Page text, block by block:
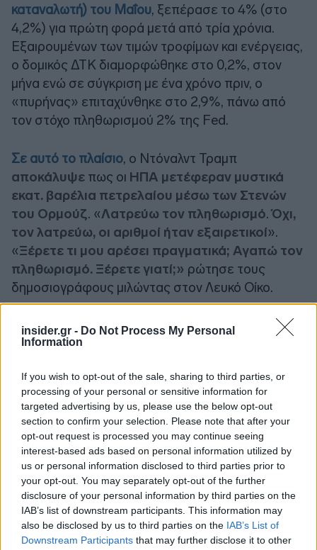
insider.gr - Do Not Process My Personal
Information
If you wish to opt-out of the sale, sharing to third parties, or
processing of your personal or sensitive information for
targeted advertising by us, please use the below opt-out
section to confirm your selection. Please note that after your
opt-out request is processed you may continue seeing
interest-based ads based on personal information utilized by
us or personal information disclosed to third parties prior to
your opt-out. You may separately opt-out of the further
disclosure of your personal information by third parties on the
IAB’s list of downstream participants. This information may
also be disclosed by us to third parties on the IAB’s List of
Downstream Participants that may further disclose it to other
καταναλωτή) του Μαΐου, ξεπέρασε το 4% (στο
4,2%) για πρώτη φορά μετά από τρία χρόνια.
Εξαιρουμένων των τιμών τροφίμων και ενέργειας,
ο δομικός ΔΤΚ διαμορφώθηκε στο 0,2%, στον
μήνα ενώ σε σύγκριση με ένα χρόνο πριν, ο
«πυρήνας» επιταχύνθηκε στο 2,9%, πάνω από
τον στόχο πληθωρισμού 2% της Fed.
Σε αυτό το πλαίσιο, ο Ντόναλντ Τραμπ
αποκάλυψε πως οι ΗΠΑ μετέφεραν μυστικά
εκατ. βαρέλια πετρελαίου μέσω των Στενών
του Ορμούζ. «Λατρεύω τον πληθωρισμό.Όχι,
τον λατρεύω, οι αριθμοί ήταν εξαιρετικοί».
«Ξέρετε τι μου αρέσει πραγματικά; Αγαπώ τον
πληθωρισμό. Ξέρετε γιατί;» ρώτησε τους
δημοσιογράφους μιλώντας στον Λευκό Οίκο.
«Επειδή μόλις τελειώσει αυτός ο πόλεμος,
ξέρετε ότι μπορώ να το πω τώρα
Κανείς δεν το ξέρει. Ξέρετε ποιος δεν το ξέρει;
Το Ιράν, μέχρι τώρα. Βγάλαμε την άλλη νύχτα, 22
πλοία, αργά το βράδυ, χωρίς φώτα. Εκείνοι δεν
έχουν ραντάρ, τα καταστρέψαμε», τόνισε ο
Αμερικανός πρόεδρος. «Γι' αυτό το πετρέλαιο
κοστίζει 85 δολάρια το βαρέλι» εξήγησε.